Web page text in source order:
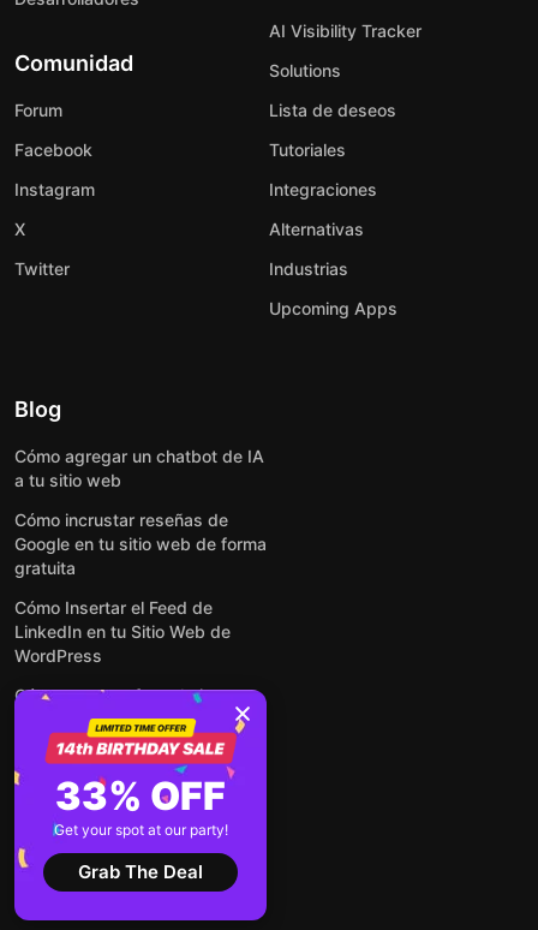
Comunidad
Forum
Facebook
Instagram
X
Twitter
AI Visibility Tracker
Solutions
Lista de deseos
Tutoriales
Integraciones
Alternativas
Industrias
Upcoming Apps
Blog
Cómo agregar un chatbot de IA
a tu sitio web
Cómo incrustar reseñas de
Google en tu sitio web de forma
gratuita
Cómo Insertar el Feed de
LinkedIn en tu Sitio Web de
WordPress
Cómo crear un formulario para
WordPress: de manera simple y
rápida
Cómo incrustar formularios en
cualquier sitio web en línea y
gratis
Ver todas las entradas
33% OFF
Get your spot at our party!
Grab The Deal